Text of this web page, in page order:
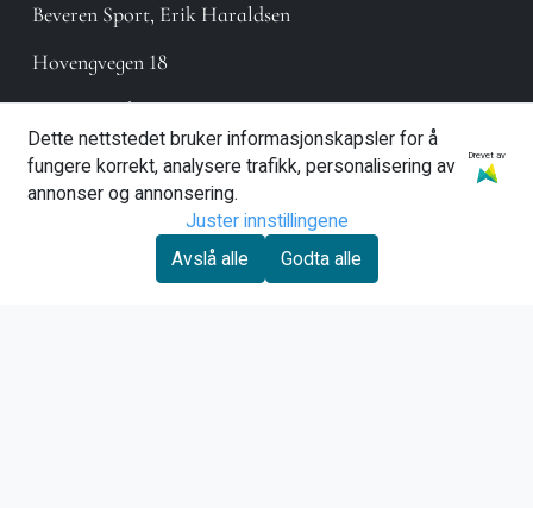
Beveren Sport, Erik Haraldsen
Hovengvegen 18
3614 Kongsberg
Org. nr. 958869355
Tlf:90881270
bevespor@online.no
Dette nettstedet bruker informasjonskapsler for å
fungere korrekt, analysere trafikk, personalisering av
annonser og annonsering.
Drevet av
Juster innstillingene
Avslå alle
Godta alle